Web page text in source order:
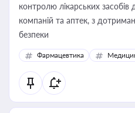
контролю лікарських засобів
компаній та аптек, з
безпеки
Фармацевтика